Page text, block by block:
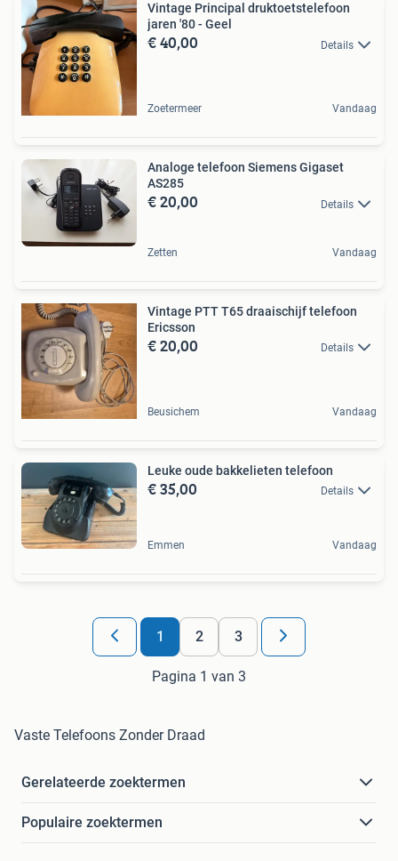
Vintage Principal druktoetstelefoon
jaren '80 - Geel
€ 40,00 Details
Zoetermeer Vandaag
Analoge telefoon Siemens Gigaset
AS285
€ 20,00 Details
Zetten Vandaag
Vintage PTT T65 draaischijf telefoon
Ericsson
€ 20,00 Details
Beusichem Vandaag
Leuke oude bakkelieten telefoon
€ 35,00 Details
Emmen Vandaag
1 2 3
Pagina 1 van 3
Vaste Telefoons Zonder Draad
Gerelateerde zoektermen
Populaire zoektermen